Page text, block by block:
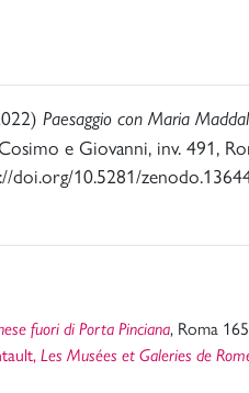
Paesaggio con Maria
e Giovanni, inv. 491,
doi.org/10.5281/
fuori di Porta Pinciana, Roma
Les Musées et Galeries de